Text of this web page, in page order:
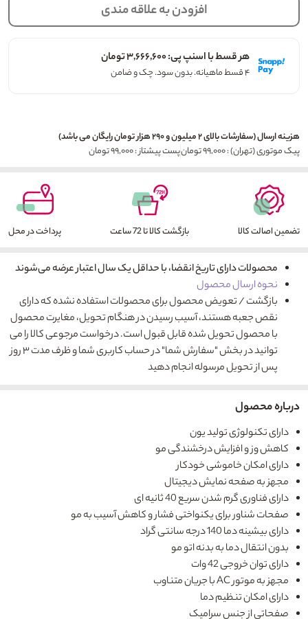
افزودن به علاقه مندی
هر قسط با اسنپ پی: ۳,۶۶۶,۶۰۰ تومان
۴ قسط ماهیانه. بدون سود. چک و ضامن
هزینه ارسال (سفارشات بالای ۲ میلیون و ۲۹۰ هزار تومان رایگان می باشد)
پیک موتوری (تهران) : ۹۹,۰۰۰ تومان
پست پیشتاز : ۹۹,۰۰۰ تومان
تضمین اصالت کالا بازگشت کالا تا 72 ساعت پرداخت در محل
محصولات دارای تاریخ انقضا، با حداقل یک سال اعتبار عرضه می‌شوند
نحوه ارسال محصول
بازگشت / تعویض محصول برای محصولات استفاده نشده که دارای
نقص جعبه هستند، آسیب رسیدن در هنگام تحویل، مغایرت محصول
با محصول تحویل شده قابل قبول است. درخواست مرجوعی کالا را می
توانید در بخش "سفارش شما" در حساب کاربری شما و ظرف مدت ۳ روز
پس از تحویل مرسوله انجام دهید
درباره محصول
دارای تکنولوژی تولید یون
کاهش وز و افزایش درخشندگی مو
دارای امکان خاموشی خودکار
مجهز به صفحه نمایش دیجیتال
دارای فناوری گرم شدن سریع 40 ثانیه ای
صفحات شناور برای یکنواختی فشار و کاهش آسیب به مو
دارای بیشینه دما 140 درجه سانتی گراد
بدون انتقال دما به بدنه اتو مو
دارای توان خروجی 42 وات
مجهز به موتور AC با جریان متناوب
دارای امکان تنظیم دما
صفحاتی از جنس سرامیک